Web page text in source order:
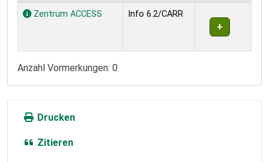
Exemplare
Zentrum ACCESS Info 6.2/CARR
Anzahl Vormerkungen: 0
Drucken
Zitieren